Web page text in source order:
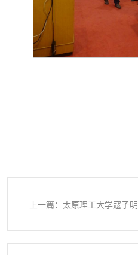
上一篇：太原理工大学寇子